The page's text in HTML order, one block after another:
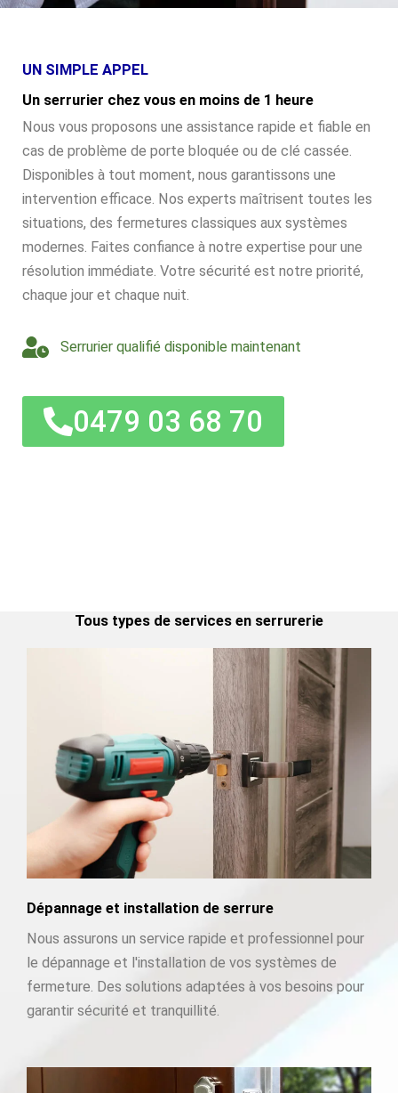
UN SIMPLE APPEL
Un serrurier chez vous en moins de 1 heure
Nous vous proposons une assistance rapide et fiable en
cas de problème de porte bloquée ou de clé cassée.
Disponibles à tout moment, nous garantissons une
intervention efficace. Nos experts maîtrisent toutes les
situations, des fermetures classiques aux systèmes
modernes. Faites confiance à notre expertise pour une
résolution immédiate. Votre sécurité est notre priorité,
chaque jour et chaque nuit.
Serrurier qualifié disponible maintenant
0479 03 68 70
Tous types de services en serrurerie
Dépannage et installation de serrure
Nous assurons un service rapide et professionnel pour
le dépannage et l'installation de vos systèmes de
fermeture. Des solutions adaptées à vos besoins pour
garantir sécurité et tranquillité.